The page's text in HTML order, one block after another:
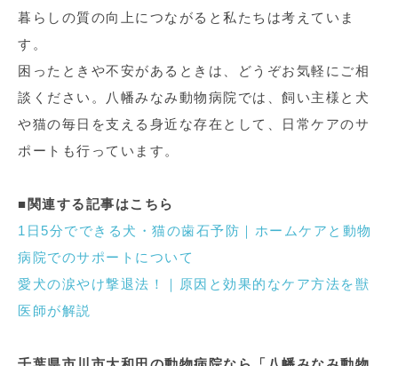
暮らしの質の向上につながると私たちは考えていま
す。
困ったときや不安があるときは、どうぞお気軽にご相
談ください。八幡みなみ動物病院では、飼い主様と犬
や猫の毎日を支える身近な存在として、日常ケアのサ
ポートも行っています。
■関連する記事はこちら
1日5分でできる犬・猫の歯石予防｜ホームケアと動物
病院でのサポートについて
愛犬の涙やけ撃退法！｜原因と効果的なケア方法を獣
医師が解説